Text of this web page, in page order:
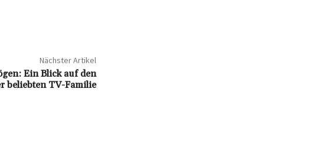
Nächster Artikel
Ein Blick auf den
beliebten TV-Familie